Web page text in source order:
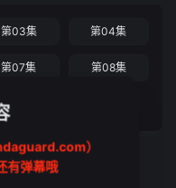
第03集 第04集
第07集 第08集
）
有弹幕哦